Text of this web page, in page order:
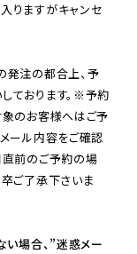
りますがキャンセ
注の都合上、予
ております。※予約
象のお客様へはご予
ール内容をご確認
直前のご予約の場
ご了承下さいま
い場合、”迷惑メー